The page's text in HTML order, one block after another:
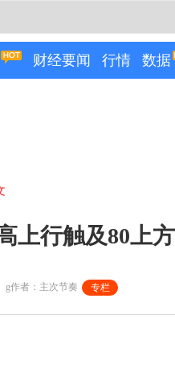
财经要闻 行情 数据
上行触及80上
g作者：主次节奏 专栏